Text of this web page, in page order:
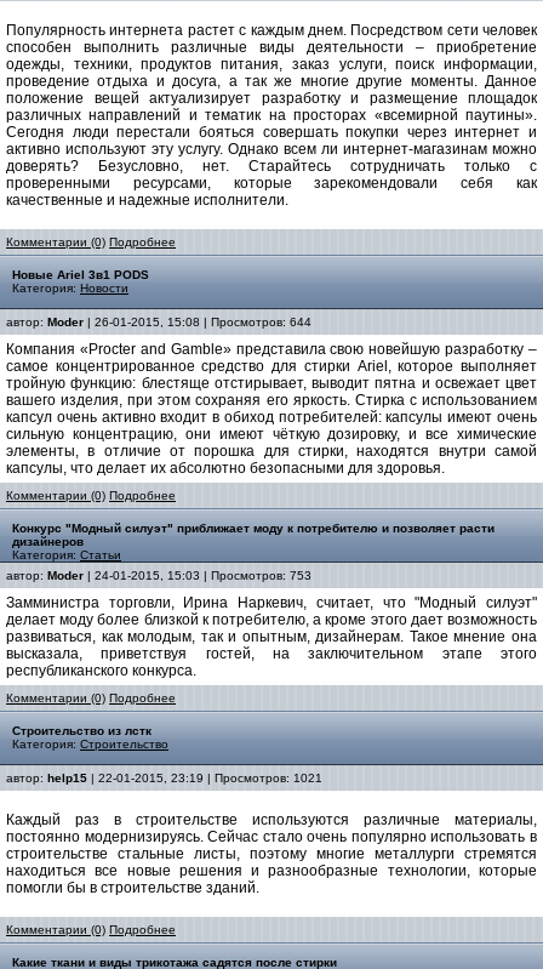
Популярность интернета растет с каждым днем. Посредством сети человек
способен выполнить различные виды деятельности – приобретение
одежды, техники, продуктов питания, заказ услуги, поиск информации,
проведение отдыха и досуга, а так же многие другие моменты. Данное
положение вещей актуализирует разработку и размещение площадок
различных направлений и тематик на просторах «всемирной паутины».
Сегодня люди перестали бояться совершать покупки через интернет и
активно используют эту услугу. Однако всем ли интернет-магазинам можно
доверять? Безусловно, нет. Старайтесь сотрудничать только с
проверенными ресурсами, которые зарекомендовали себя как
качественные и надежные исполнители.
Комментарии (0) Подробнее
Новые Ariel 3в1 PODS
Категория: Новости
автор: Moder | 26-01-2015, 15:08 | Просмотров: 644
Компания «Procter and Gamble» представила свою новейшую разработку –
самое концентрированное средство для стирки Ariel, которое выполняет
тройную функцию: блестяще отстирывает, выводит пятна и освежает цвет
вашего изделия, при этом сохраняя его яркость. Стирка с использованием
капсул очень активно входит в обиход потребителей: капсулы имеют очень
сильную концентрацию, они имеют чёткую дозировку, и все химические
элементы, в отличие от порошка для стирки, находятся внутри самой
капсулы, что делает их абсолютно безопасными для здоровья.
Комментарии (0) Подробнее
Конкурс "Модный силуэт" приближает моду к потребителю и позволяет расти
дизайнеров
Категория: Статьи
автор: Moder | 24-01-2015, 15:03 | Просмотров: 753
Замминистра торговли, Ирина Наркевич, считает, что "Модный силуэт"
делает моду более близкой к потребителю, а кроме этого дает возможность
развиваться, как молодым, так и опытным, дизайнерам. Такое мнение она
высказала, приветствуя гостей, на заключительном этапе этого
республиканского конкурса.
Комментарии (0) Подробнее
Строительство из лстк
Категория: Строительство
автор: help15 | 22-01-2015, 23:19 | Просмотров: 1021
Каждый раз в строительстве используются различные материалы,
постоянно модернизируясь. Сейчас стало очень популярно использовать в
строительстве стальные листы, поэтому многие металлурги стремятся
находиться все новые решения и разнообразные технологии, которые
помогли бы в строительстве зданий.
Комментарии (0) Подробнее
Какие ткани и виды трикотажа садятся после стирки